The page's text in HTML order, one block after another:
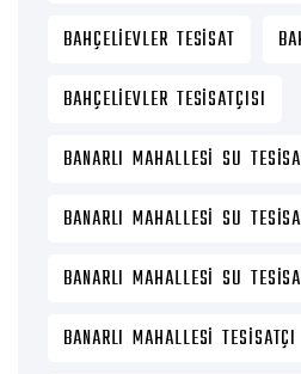
BAHÇELIEVLER TESISAT
BAHÇELIEVLER TESISATÇISI
BANARLI MAHALLESI SU
BANARLI MAHALLESI SU
BANARLI MAHALLESI SU
BANARLI MAHALLESI TESISATÇI